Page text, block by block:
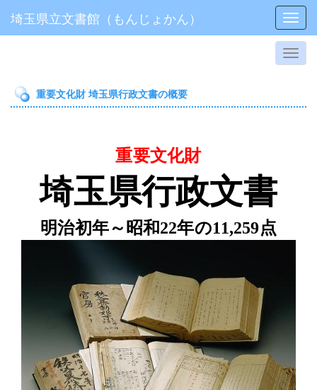
埼玉県立文書館（もんじょかん）
重要文化財 埼玉県行政文書の概要
重要文化財
埼玉県行政文書
明治初年～昭和22年の11,259点